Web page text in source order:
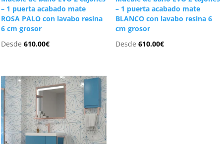
– 1 puerta acabado mate
ROSA PALO con lavabo resina
6 cm grosor
Desde610.00€
– 1 puerta acabado mate
BLANCO con lavabo resina 6
cm grosor
Desde 610.00€